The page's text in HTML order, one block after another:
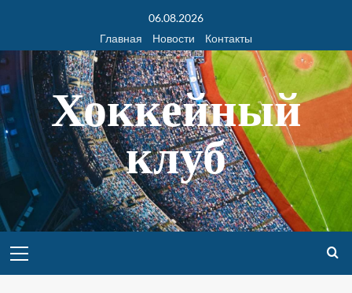
06.08.2026
Главная
Новости Контакты
Хоккейный
клуб